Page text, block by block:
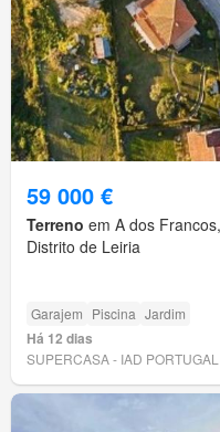
59 000 €
Terreno em A dos
Distrito de Leiria
Garajem Piscina Jardim
Há 12 dias
SUPERCASA - IAD PORTUGAL